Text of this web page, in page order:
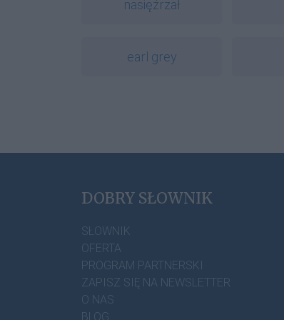
nasięźrzał
earl grey
DOBRY SŁOWNIK
SŁOWNIK
OFERTA
PROGRAM PARTNERSKI
ZAPISZ SIĘ NA NEWSLETTER
O NAS
BLOG